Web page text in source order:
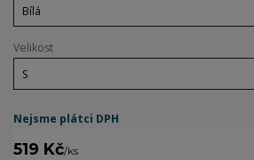
Velikost
Nejsme plátci DPH
519 Kč/ks